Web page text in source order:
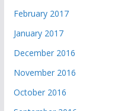
February 2017
January 2017
December 2016
November 2016
October 2016